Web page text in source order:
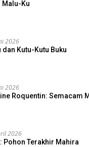
Malu-Ku
2026
dan Kutu-Kutu Buku
2026
Roquentin: Semacam
2026
: Pohon Terakhir Mahira